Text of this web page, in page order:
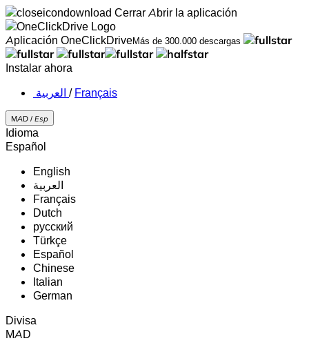
Cerrar Abrir la aplicación
Aplicación OneClickDriveMás de 300.000 descargas
Instalar ahora
‏العربية ‏ / Français
MAD / Esp
Idioma
Español
English
‏العربية‏
Français
Dutch
русский
Türkçe
Español
Chinese
Italian
German
Divisa
MAD